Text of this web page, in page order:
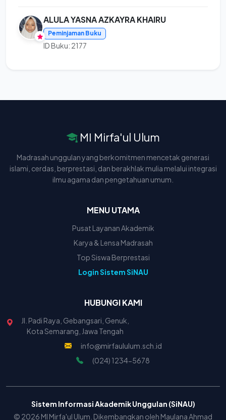
ALULA YASNA AZKAYRA KHAIRU
Peminjaman Buku
ID Buku: 2177
MI Mirfa'ul Ulum
Madrasah unggulan yang berkomitmen mencetak generasi
islami, cerdas, berprestasi, dan berakhlak mulia melalui integrasi
ilmu agama dan pengetahuan umum.
MENU UTAMA
Pusat Layanan Akademik
Karya & Lensa Madrasah
Top Siswa Berprestasi
Login Sistem SiNAU
HUBUNGI KAMI
Jl. Padi Raya, Gebangsari, Genuk,
Kota Semarang, Jawa Tengah
info@mirfaululum.sch.id
(024) 1234-5678
Sistem Informasi Akademik Unggulan (SiNAU)
© 2026 MI Mirfa'ul Ulum. Dikembangkan oleh Maulana Ahmad